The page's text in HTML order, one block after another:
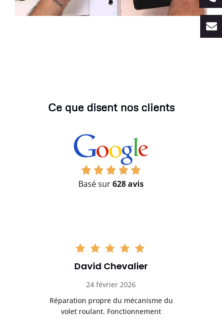
Ce que disent nos clients
Basé sur628 avis
David Chevalier
24 février 2026
Réparation propre du mécanisme du
volet roulant. Fonctionnement